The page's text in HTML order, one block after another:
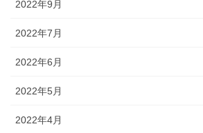
2022年9月
2022年7月
2022年6月
2022年5月
2022年4月